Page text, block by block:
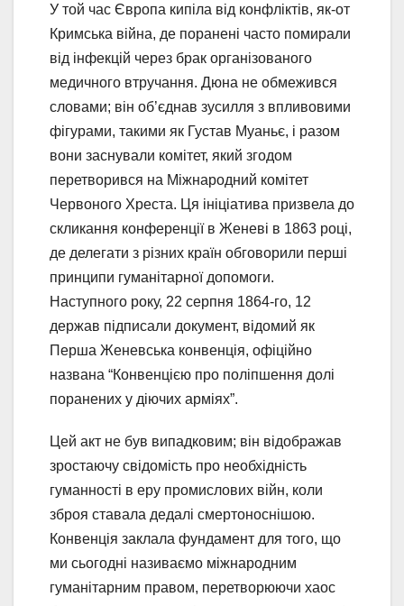
У той час Європа кипіла від конфліктів, як-от
Кримська війна, де поранені часто помирали
від інфекцій через брак організованого
медичного втручання. Дюна не обмежився
словами; він об’єднав зусилля з впливовими
фігурами, такими як Густав Муаньє, і разом
вони заснували комітет, який згодом
перетворився на Міжнародний комітет
Червоного Хреста. Ця ініціатива призвела до
скликання конференції в Женеві в 1863 році,
де делегати з різних країн обговорили перші
принципи гуманітарної допомоги.
Наступного року, 22 серпня 1864-го, 12
держав підписали документ, відомий як
Перша Женевська конвенція, офіційно
названа “Конвенцією про поліпшення долі
поранених у діючих арміях”.
Цей акт не був випадковим; він відображав
зростаючу свідомість про необхідність
гуманності в еру промислових війн, коли
зброя ставала дедалі смертоноснішою.
Конвенція заклала фундамент для того, що
ми сьогодні називаємо міжнародним
гуманітарним правом, перетворюючи хаос